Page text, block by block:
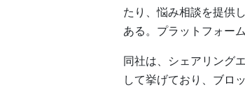
たり、悩み相談を提供
ある。プラットフォー
同社は、シェアリング
して挙げており、ブロ